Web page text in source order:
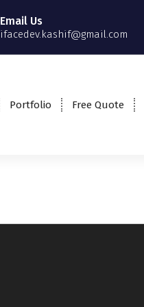
Email Us
ifacedev.kashif@gmail.com
Portfolio Free Quote